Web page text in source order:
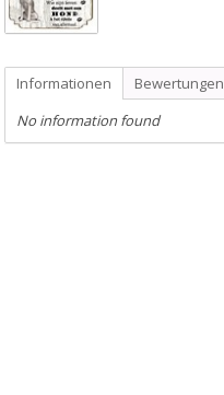
Informationen Bewertungen
No information found